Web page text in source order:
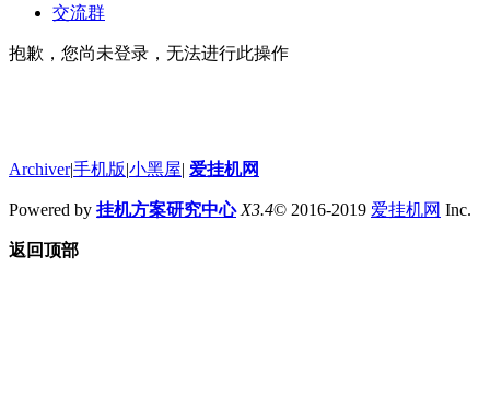
交流群
抱歉，您尚未登录，无法进行此操作
Archiver|手机版|小黑屋| 爱挂机网
Powered by 挂机方案研究中心 X3.4© 2016-2019 爱挂机网 Inc.
返回顶部